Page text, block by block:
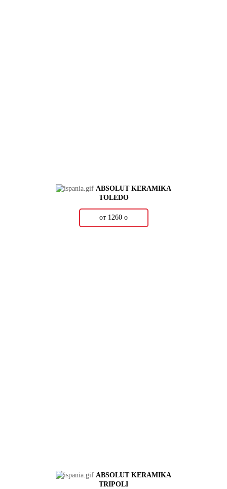
ABSOLUT KERAMIKA
TOLEDO
от 1260 о
ABSOLUT KERAMIKA
TRIPOLI